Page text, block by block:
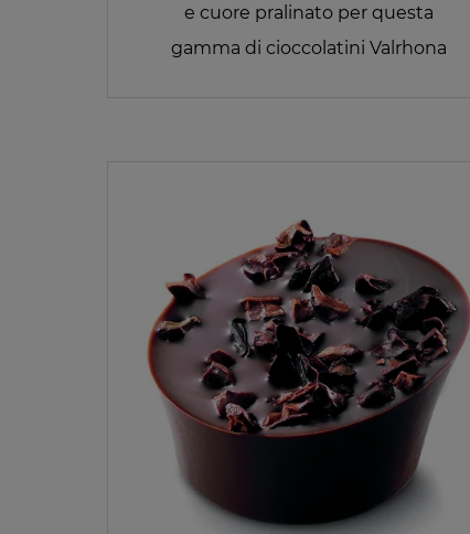
e cuore pralinato per questa
gamma di cioccolatini Valrhona